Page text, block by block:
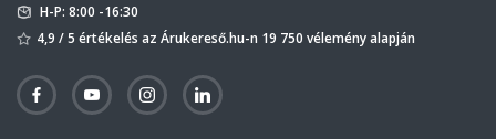
H-P: 8:00 -16:30
4,9 / 5 értékelés az Árukereső.hu-n 19 750 vélemény alapján